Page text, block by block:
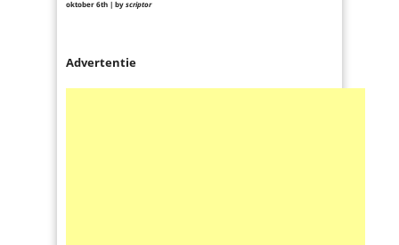
oktober 6th | byscriptor
Advertentie